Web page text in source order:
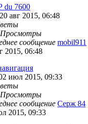
7600
20 авг 2015, 06:48
Просмотры
сообщение mobil911
2015, 06:48
июл 2015, 09:33
Просмотры
сообщение Серж 84
2015, 09:33